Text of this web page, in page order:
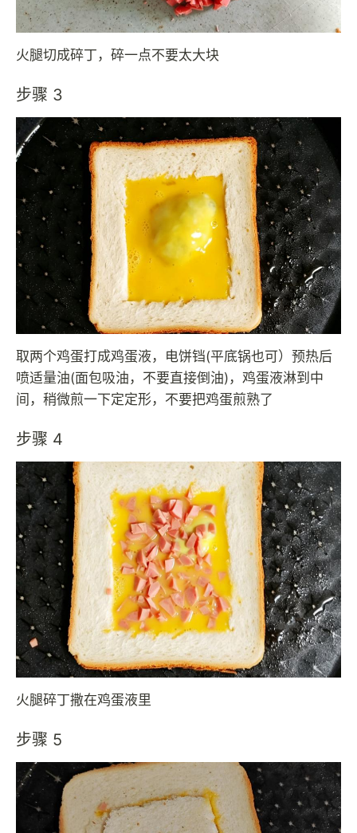
火腿切成碎丁，碎一点不要太大块
步骤 3
取两个鸡蛋打成鸡蛋液，电饼铛(平底锅也可）预热后
喷适量油(面包吸油，不要直接倒油)，鸡蛋液淋到中
间，稍微煎一下定定形，不要把鸡蛋煎熟了
步骤 4
火腿碎丁撒在鸡蛋液里
步骤 5